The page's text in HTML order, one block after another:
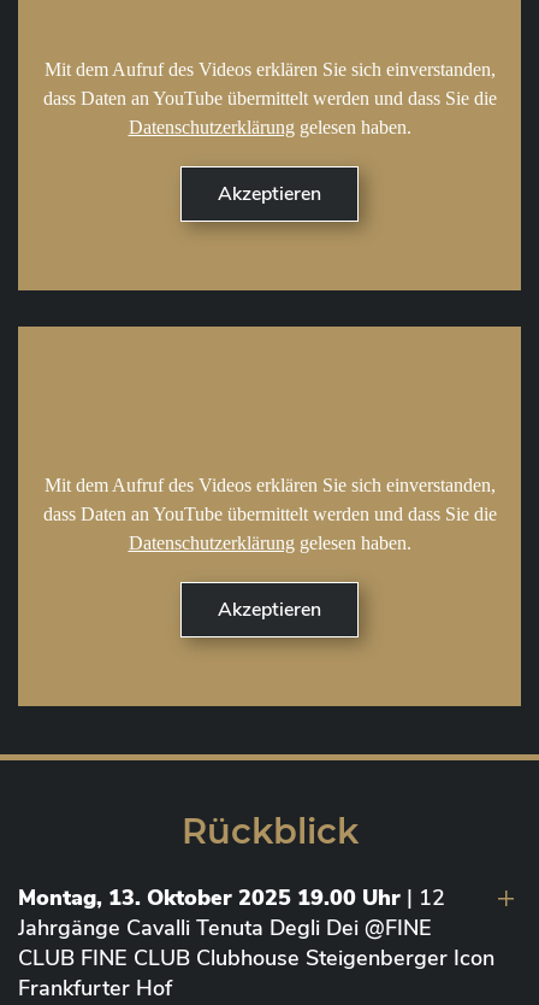
Mit dem Aufruf des Videos erklären Sie sich einverstanden,
dass Daten an YouTube übermittelt werden und dass Sie die
Datenschutzerklärung gelesen haben.
Mit dem Aufruf des Videos erklären Sie sich einverstanden,
dass Daten an YouTube übermittelt werden und dass Sie die
Datenschutzerklärung gelesen haben.
Rückblick
Montag, 13. Oktober 2025 19.00 Uhr | 12
Jahrgänge Cavalli Tenuta Degli Dei @FINE
CLUB FINE CLUB Clubhouse Steigenberger Icon
Frankfurter Hof